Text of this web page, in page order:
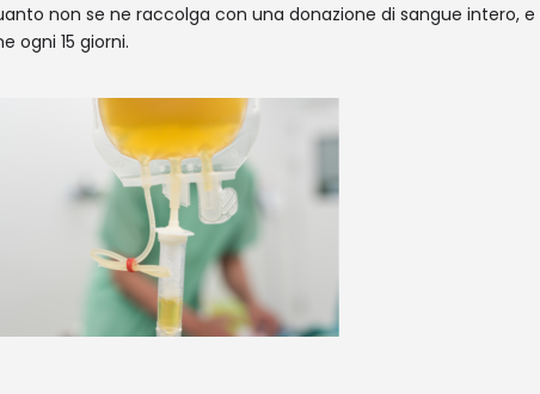
non se ne raccolga con una donazione di sangue intero,
ogni 15 giorni.